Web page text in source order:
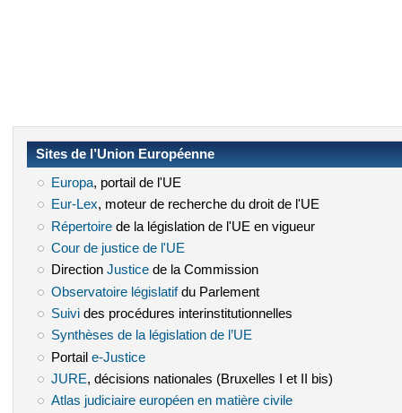
Sites de l’Union Européenne
Europa(le lien est externe)
, portail de l'UE
Eur-Lex(le lien est externe)
, moteur de recherche du droit de l'UE
Répertoire(le lien est externe)
de la législation de l'UE en vigueur
Cour de justice de l'UE
Direction Justice(le lien est externe)
de la Commission
Observatoire législatif(le lien est externe)
du Parlement
Suivi(le lien est externe)
des procédures interinstitutionnelles
Synthèses de la législation de l’UE
Portail e-Justice(le lien est externe)
JURE(le lien est externe)
, décisions nationales (Bruxelles I et II bis)
Atlas judiciaire européen en matière civile(le lien est externe)